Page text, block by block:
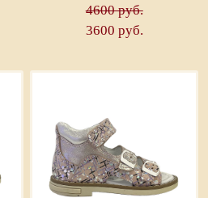
4600 руб.
3600 руб.